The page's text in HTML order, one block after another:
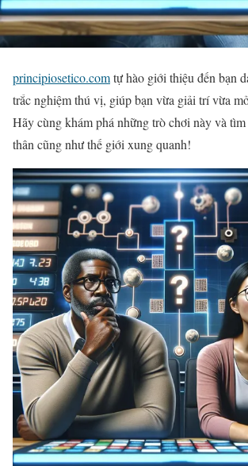
principiosetico.comtự hào giới thiệu đến bạn
trắc nghiệm thú vị, giúp bạn vừa giải trí vừa
Hãy cùng khám phá những trò chơi này và tìm
thân cũng như thế giới xung quanh!